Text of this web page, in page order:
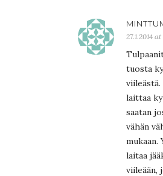
27.1.2014 at
tuosta
laittaa
saatan
vähän
mukaan.
laitaa
viileään,